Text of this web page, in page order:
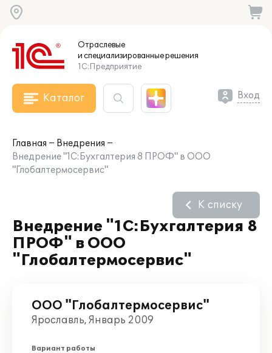
Отраслевые
и специализированныерешения
1С:Предприятие
Каталог Вход
Главная
Внедрения
Внедрение "1С:Бухгалтерия 8 ПРОФ" в ООО
"Глобалтермосервис"
Внедрение "1С:Бухгалтерия 8
ПРОФ" в ООО
"Глобалтермосервис"
К списку
ООО "Глобалтермосервис"
Ярославль, Январь 2009
Вариант работы